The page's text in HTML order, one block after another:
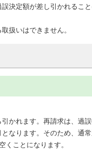
決定額が差し引かれること
扱いはできません。
かれます。再請求は、過
なります。そのため、通
くことになります。